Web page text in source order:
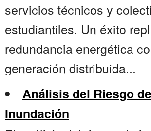
servicios técnicos y
estudiantiles. Un éxito
redundancia energética
generación distribuida...
Análisis del Riesgo de
Inundación